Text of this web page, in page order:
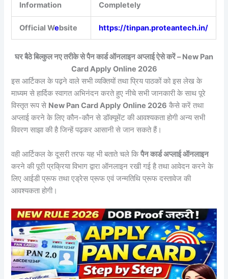
Information
Completely
Official Website https://tinpan.proteantech.in/
घर बैठे बिल्कुल नए तरीके से पैन कार्ड ऑनलाइन अप्लाई ऐसे करें – New Pan
Card Apply Online 2026
इस आर्टिकल के पढ़ने वाले सभी व्यक्तियों तथा प्रिय पाठकों को इस लेख के
माध्यम से हार्दिक स्वागत अभिनंदन करते हुए नीचे सभी जानकारी के साथ पूरे
विस्तृत रूप से New Pan Card Apply Online 2026 कैसे करें तथा
अप्लाई करने के लिए कौन-कौन से डॉक्यूमेंट की आवश्यकता होगी अन्य सभी
विवरण साझा की है जिन्हें पढ़कर आसानी से जान सकते हैं।
वही आर्टिकल के दूसरी तरफ यह भी बताते चले किपैन कार्ड अप्लाई ऑनलाइन
करने की पूरी प्रक्रिया विभाग द्वारा ऑनलाइन रखी गई है तथा आवेदन करने के
लिए आईडी प्रूफ तथा एड्रेस प्रूफ एवं जन्मतिथि प्रूफ दस्तावेज की
आवश्यकता होगी।